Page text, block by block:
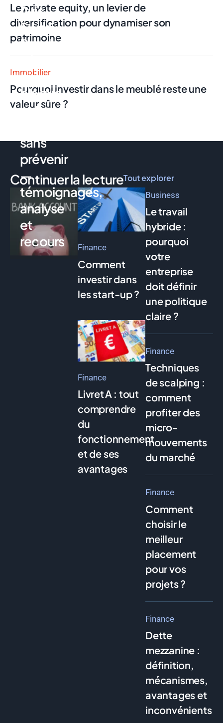
Le private equity, un levier de
diversification pour dynamiser son
patrimoine
Immobilier
Pourquoi investir dans le meublé reste une
valeur sûre ?
Continuer la lectureTout explorer
Avis
Swan
Pro : la
néobanque
qui
bloque
votre
sans
prévenir
—
témoignages,
analyse
et
recours
Finance
Comment
investir dans
les start-up ?
Finance
Livret A : tout
comprendre
du
fonctionnement
et de ses
avantages
Business
Le travail
hybride :
pourquoi
votre
entreprise
doit définir
une politique
claire ?
Finance
Techniques
de scalping :
comment
profiter des
micro-
mouvements
du marché
Finance
Comment
choisir le
meilleur
placement
pour vos
projets ?
Finance
Dette
mezzanine :
définition,
mécanismes,
avantages et
inconvénients